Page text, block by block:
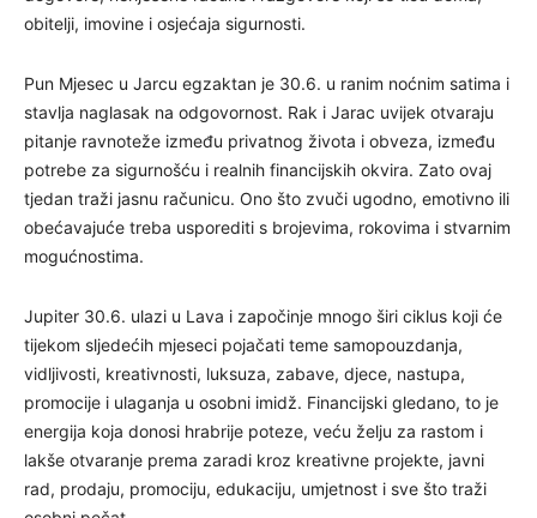
obitelji, imovine i osjećaja sigurnosti.
Pun Mjesec u Jarcu egzaktan je 30.6. u ranim noćnim satima i
stavlja naglasak na odgovornost. Rak i Jarac uvijek otvaraju
pitanje ravnoteže između privatnog života i obveza, između
potrebe za sigurnošću i realnih financijskih okvira. Zato ovaj
tjedan traži jasnu računicu. Ono što zvuči ugodno, emotivno ili
obećavajuće treba usporediti s brojevima, rokovima i stvarnim
mogućnostima.
Jupiter 30.6. ulazi u Lava i započinje mnogo širi ciklus koji će
tijekom sljedećih mjeseci pojačati teme samopouzdanja,
vidljivosti, kreativnosti, luksuza, zabave, djece, nastupa,
promocije i ulaganja u osobni imidž. Financijski gledano, to je
energija koja donosi hrabrije poteze, veću želju za rastom i
lakše otvaranje prema zaradi kroz kreativne projekte, javni
rad, prodaju, promociju, edukaciju, umjetnost i sve što traži